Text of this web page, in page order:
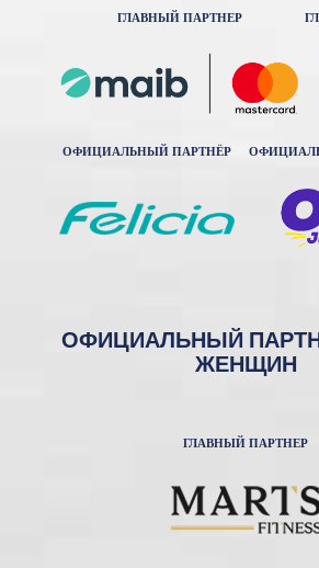
ГЛАВНЫЙ ПАРТНЕР
ОФИЦИАЛЬНЫЙ ПАРТНЁР
ОФИЦИАЛЬНЫЙ
ЖЕНЩИН
ГЛАВНЫЙ ПАРТНЕР